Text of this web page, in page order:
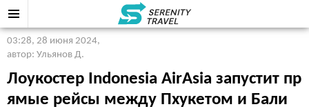
03:28, 28 июня 2024,
автор: Ульянов Д.
Лоукостер Indonesia AirAsia запустит пр
ямые рейсы между Пхукетом и Бали